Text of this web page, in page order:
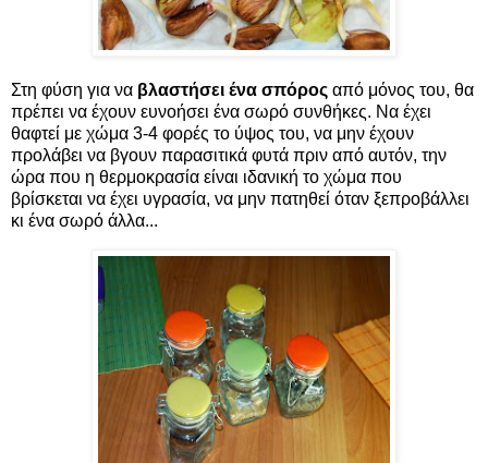
Στη φύση για να βλαστήσει ένα σπόρος από μόνος του, θα
πρέπει να έχουν ευνοήσει ένα σωρό συνθήκες. Να έχει
θαφτεί με χώμα 3-4 φορές το ύψος του, να μην έχουν
προλάβει να βγουν παρασιτικά φυτά πριν από αυτόν, την
ώρα που η θερμοκρασία είναι ιδανική το χώμα που
βρίσκεται να έχει υγρασία, να μην πατηθεί όταν ξεπροβάλλει
κι ένα σωρό άλλα...